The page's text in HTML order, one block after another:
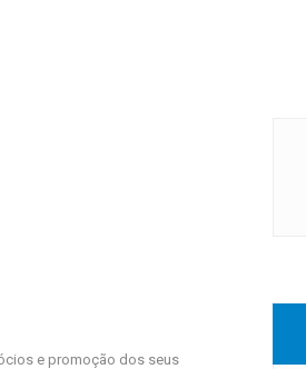
e promoção dos seus